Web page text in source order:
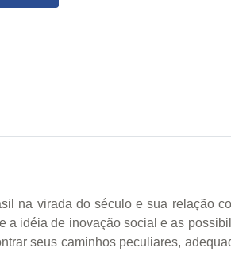
na virada do século e sua relação
idéia de inovação social e as
seus caminhos peculiares,